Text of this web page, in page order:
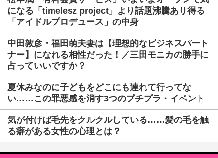
になる「timelesz project」より話題沸騰あり得る
「アイドルプロデュース」の中身
中田敦彦・福田萌夫妻は【理想的なビジネスパート
ナー】になれる相性だった！／三田モニカの勝手に
占っていいですか？
夏休みなのに子どもをどこにも連れて行ってな
い……この罪悪感を消す3つのプチプラ・イベント
気が付けば毛先をクルクルしている……髪の毛を触
る癖がある女性の心理とは？